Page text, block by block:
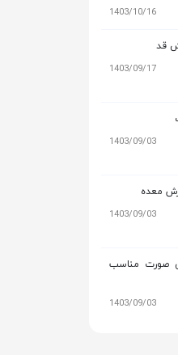
1403/10/16
قد
1403/09/17
1403/09/03
1403/09/03
صورت مناسب
1403/09/03